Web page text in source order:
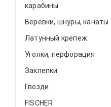
карабины
Веревки, шнуры, канаты
Латунный крепеж
Уголки, перфорация
Заклепки
Гвозди
FISCHER